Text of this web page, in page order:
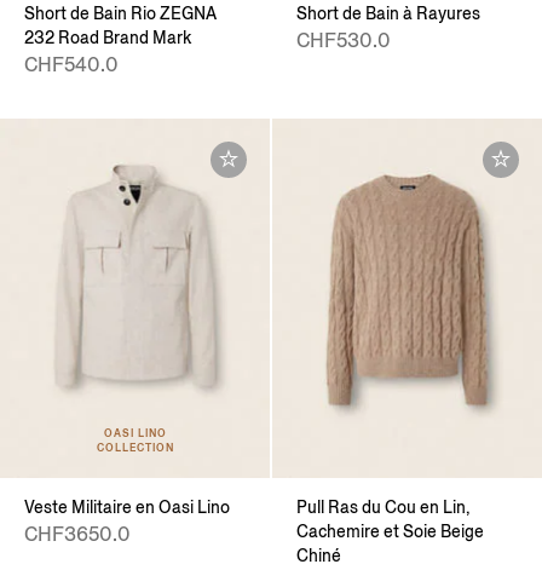
Short de Bain Rio ZEGNA
232 Road Brand Mark
CHF540.0
Short de Bain à Rayures
CHF530.0
OASI LINO
COLLECTION
Veste Militaire en Oasi Lino
CHF3650.0
Pull Ras du Cou en Lin,
Cachemire et Soie Beige
Chiné